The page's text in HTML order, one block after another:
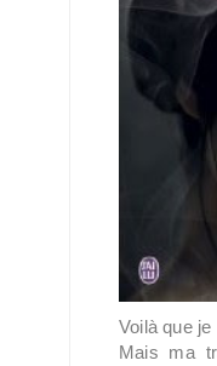
Voilà que
Mais ma